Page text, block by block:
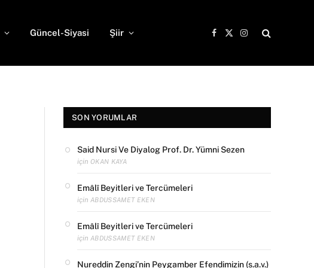
Güncel-Siyasi Şiir
Facebook
X
Instagram
SON YORUMLAR
Said Nursi Ve Diyalog Prof. Dr. Yümni Sezen
için OKAN KAYA
Emâlî Beyitleri ve Tercümeleri
için ABDUSSAMET EKEN
Emâlî Beyitleri ve Tercümeleri
için ABDUSSAMET EKEN
Nureddin Zengi’nin Peygamber Efendimizin (s.a.v.)